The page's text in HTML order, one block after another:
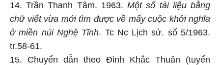
14. Trần Thanh Tâm. 1963.Một số tài liệu bằng
chữ viết vừa mới tìm được về mấy cuộc khởi nghĩa
ở miền núi Nghệ Tĩnh. Tc Nc Lịch sử. số 5/1963.
tr.58-61.
15. Chuyển dẫn theo Đinh Khắc Thuân (tuyển